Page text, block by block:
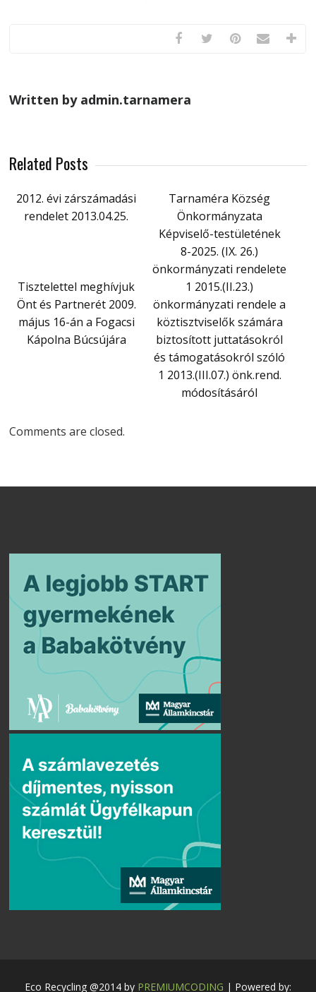
Written by admin.tarnamera
Related Posts
2012. évi zárszámadási
rendelet 2013.04.25.
Tarnaméra Község
Önkormányzata
Képviselő-testületének
8-2025. (IX. 26.)
önkormányzati rendelete
Tisztelettel meghívjuk
Önt és Partnerét 2009.
május 16-án a Fogacsi
Kápolna Búcsújára
1 2015.(II.23.)
önkormányzati rendele a
köztisztviselők számára
biztosított juttatásokról
és támogatásokról szóló
1 2013.(III.07.) önk.rend.
módosításáról
Comments are closed.
Eco Recycling @2014 by PREMIUMCODING | Powered by: